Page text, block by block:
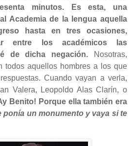
minutos. Es esta, una
Academia de la lengua aquella
hasta en tres ocasiones,
entre los académicos las
de dicha negación. Nosotras,
todos aquellos hombres a los que
Cuando vayan a verla,
Valera, Leopoldo Alas Clarín, o
Benito! Porque ella también era
ponía un monumento y vaya si te